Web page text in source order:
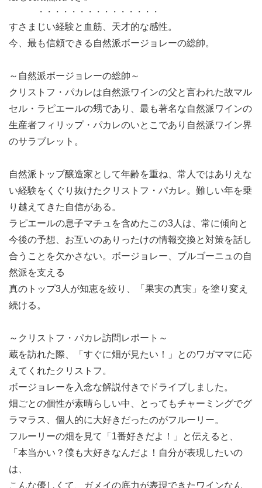
・・・・・・・・・・・・・・・
すさまじい経験と血筋、天才的な感性。
今、最も信頼できる自然派ボージョレーの総帥。
～自然派ボージョレーの総帥～
クリストフ・パカレは自然派ワインの父と言われた故マル
セル・ラピエールの甥であり、最も著名な自然派ワインの
生産者フィリップ・パカレのいとこであり自然派ワイン界
のサラブレット。
自然派トップ醸造家として年齢を重ね、常人ではありえな
い経験をくぐり抜けたクリストフ・パカレ。難しい年を乗
り越えてきた自信がある。
ラピエールの息子マチュを含めたこの3人は、常に傾向と
今後の予想、お互いのありったけの情報交換と対策を話し
合うことを欠かさない。ボージョレー、ブルゴーニュの自
然派を支える
真のトップ3人が知恵を絞り、「果実の真実」を塗り変え
続ける。
～クリストフ・パカレ訪問レポート～
蔵を訪れた際、「すぐに畑が見たい！」とのワガママに応
えてくれたクリストフ。
ボージョレーを入念な解説付きでドライブしました。
畑ごとの個性が素晴らしい中、とってもチャーミングでグ
ラマラス、個人的に大好きだったのがフルーリー。
フルーリーの畑を見て「1番好きだよ！」と伝えると、
「本当かい？僕も大好きなんだよ！自分が表現したいの
は、
こんな優しくて、ガメイの底力が表現できたワインなん